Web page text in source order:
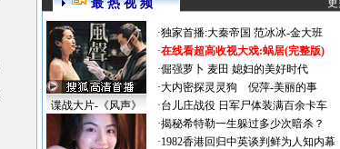
最 热 视 频 更
谍战大片-《风声》
·独家首播:大秦帝国 范冰冰-金大班
·在线看超高收视大戏:蜗居(完整版)
·倔强萝卜 麦田 媳妇的美好时代
·大内密探灵灵狗
倪萍-美丽的事
·台儿庄战役 日军尸体装满百余卡车
·揭秘希特勒一生躲过多少次暗杀？
·1982香港回归中英谈判鲜为人知内幕